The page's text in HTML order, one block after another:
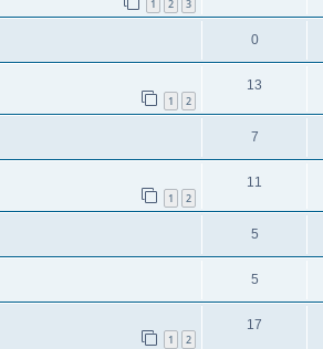
1 2 3
0
1 2
13
7
1 2
11
5
5
1 2
17